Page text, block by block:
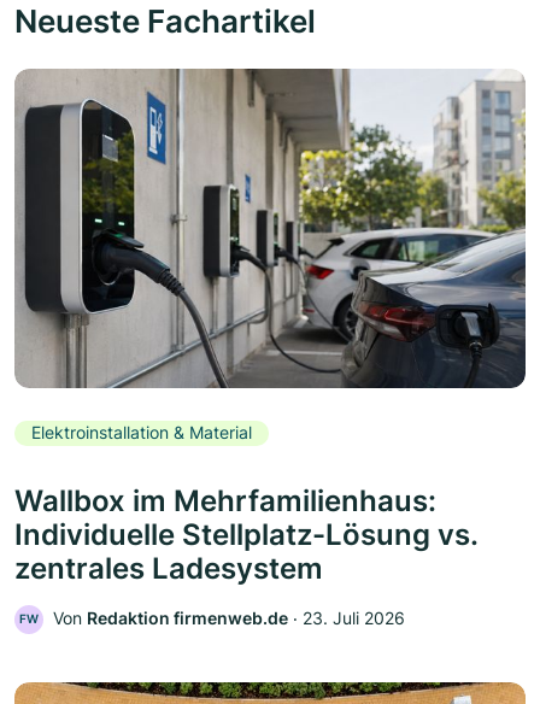
Neueste Fachartikel
Elektroinstallation & Material
Wallbox im Mehrfamilienhaus:
Individuelle Stellplatz-Lösung vs.
zentrales Ladesystem
FW Von Redaktion firmenweb.de ‧ 23. Juli 2026